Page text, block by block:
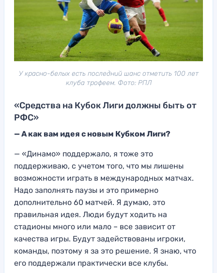
У красно-белых есть последний шанс отметить 100 лет
клуба трофеем. Фото: РПЛ
«Средства на Кубок Лиги должны быть от
РФС»
— А как вам идея с новым Кубком Лиги?
— «Динамо» поддержало, я тоже это
поддерживаю, с учетом того, что мы лишены
возможности играть в международных матчах.
Надо заполнять паузы и это примерно
дополнительно 60 матчей. Я думаю, это
правильная идея. Люди будут ходить на
стадионы много или мало – все зависит от
качества игры. Будут задействованы игроки,
команды, поэтому я за это решение. Я знаю, что
его поддержали практически все клубы.